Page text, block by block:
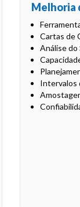
Melhoria
Cartas de
Análise do
Intervalos